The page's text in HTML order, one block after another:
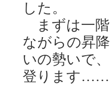
した。
まずは一階
ながらの昇
いの勢いで
登ります……